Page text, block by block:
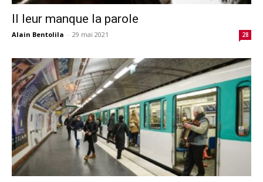
Il leur manque la parole
Alain Bentolila - 29 mai 2021 28